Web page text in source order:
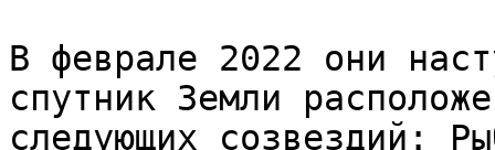
В феврале 2022 они
спутник Земли
следующих созвездий: